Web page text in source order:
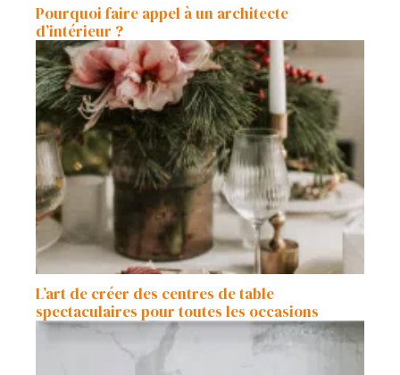
Pourquoi faire appel à un architecte
d’intérieur ?
L’art de créer des centres de table
spectaculaires pour toutes les occasions